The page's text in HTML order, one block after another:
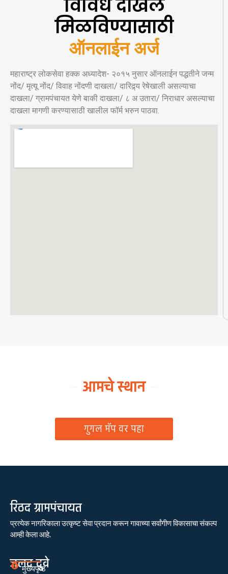
विविध दाखले
मिळविण्यासाठी
ऑनलाईन अर्ज
महाराष्ट्र लोकसेवा हक्क अध्यादेश- २०१५ नुसार ऑनलाईन पद्धतीने जन्म
नोंद/ मृत्यू नोंद/ विवाह नोंदणी दाखला/ दारिद्र्य रेषेखाली असल्याचा
दाखला/ ग्रामपंचायत येणे बाकी दाखला/ ८ अ उतारा/ निराधार असल्याचा
दाखला मागणी करण्यासाठी खालील फॉर्म भरुन पाठवा.
आमचे स्थान
गुगल मॅप वर पहा
रिठद ग्रामपंचायत
प्रत्येक नागरिकाला उत्कृष्ट सेवा प्रदान करून गावाच्या सर्वांगीण विकासाचा संकल्प
आम्ही केला आहे.
जलद दुवे
मुख्यपृष्ठ